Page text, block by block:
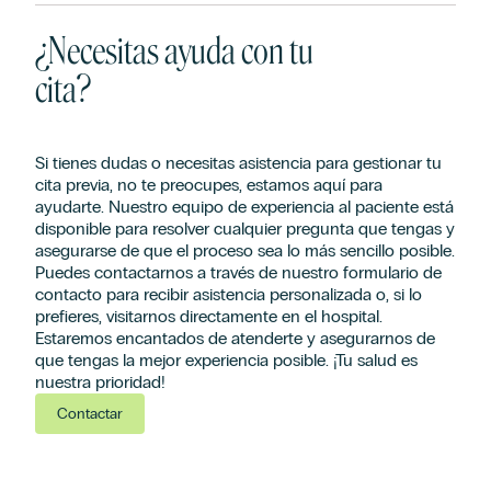
¿Necesitas ayuda con tu
cita?
Si tienes dudas o necesitas asistencia para gestionar tu
cita previa, no te preocupes, estamos aquí para
ayudarte. Nuestro equipo de experiencia al paciente está
disponible para resolver cualquier pregunta que tengas y
asegurarse de que el proceso sea lo más sencillo posible.
Puedes contactarnos a través de nuestro formulario de
contacto para recibir asistencia personalizada o, si lo
prefieres, visitarnos directamente en el hospital.
Estaremos encantados de atenderte y asegurarnos de
que tengas la mejor experiencia posible. ¡Tu salud es
nuestra prioridad!
Contactar